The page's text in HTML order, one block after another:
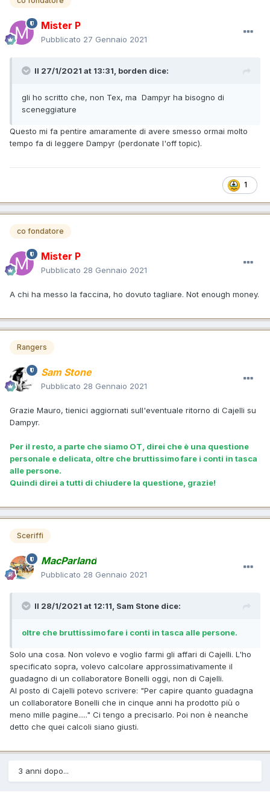
Mister P
Pubblicato 27 Gennaio 2021
Il 27/1/2021 at 13:31, borden dice:
gli ho scritto che, non Tex, ma Dampyr ha bisogno di
sceneggiature
Questo mi fa pentire amaramente di avere smesso ormai molto
tempo fa di leggere Dampyr (perdonate l'off topic).
1
co fondatore
Mister P
Pubblicato 28 Gennaio 2021
A chi ha messo la faccina, ho dovuto tagliare. Not enough money.
Rangers
Sam Stone
Pubblicato 28 Gennaio 2021
Grazie Mauro, tienici aggiornati sull'eventuale ritorno di Cajelli su
Dampyr.
Per il resto, a parte che siamo OT, direi che è una questione
personale e delicata, oltre che bruttissimo fare i conti in tasca
alle persone.
Quindi direi a tutti di chiudere la questione, grazie!
Sceriffi
MacParland
Pubblicato 28 Gennaio 2021
Il 28/1/2021 at 12:11, Sam Stone dice:
oltre che bruttissimo fare i conti in tasca alle persone.
Solo una cosa. Non volevo e voglio farmi gli affari di Cajelli. L'ho
specificato sopra, volevo calcolare approssimativamente il
guadagno di un collaboratore Bonelli oggi, non di Cajelli.
Al posto di Cajelli potevo scrivere: "Per capire quanto guadagna
un collaboratore Bonelli che in cinque anni ha prodotto più o
meno mille pagine....." Ci tengo a precisarlo. Poi non è neanche
detto che quei calcoli siano giusti.
3 anni dopo...